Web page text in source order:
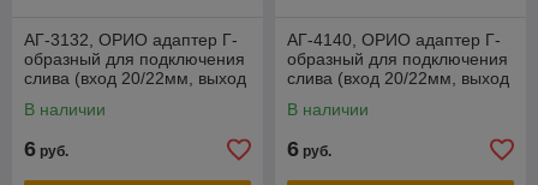
АГ-3132, ОРИО адаптер Г-
образный для подключения
слива (вход 20/22мм, выход
В наличии
6 руб.
АГ-4140, ОРИО адаптер Г-
образный для подключения
слива (вход 20/22мм, выход
В наличии
6 руб.